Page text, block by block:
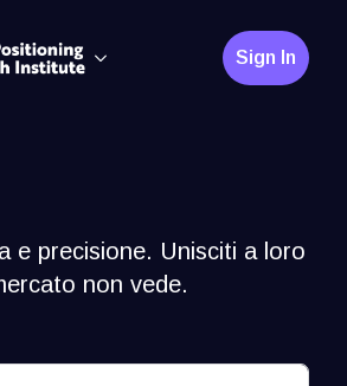
Sign In
e precisione. Unisciti a loro
non vede.